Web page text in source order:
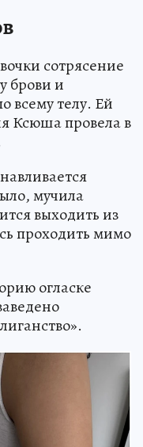
сотрясение
брови и
всему телу. Ей
Ксюша провела в
мучила
выходить из
проходить мимо
огласке